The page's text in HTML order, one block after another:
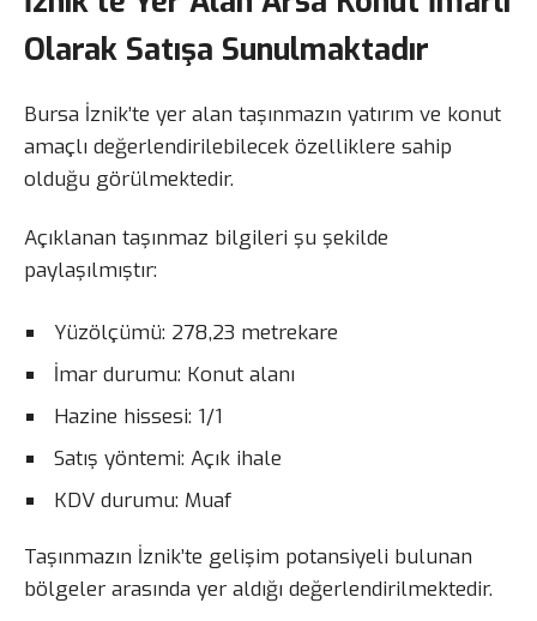
Olarak Satışa Sunulmaktadır
Bursa İznik’te yer alan taşınmazın yatırım ve konut
amaçlı değerlendirilebilecek özelliklere sahip
olduğu görülmektedir.
Açıklanan taşınmaz bilgileri şu şekilde
paylaşılmıştır:
Yüzölçümü: 278,23 metrekare
İmar durumu: Konut alanı
Hazine hissesi: 1/1
Satış yöntemi: Açık ihale
KDV durumu: Muaf
Taşınmazın İznik’te gelişim potansiyeli bulunan
bölgeler arasında yer aldığı değerlendirilmektedir.